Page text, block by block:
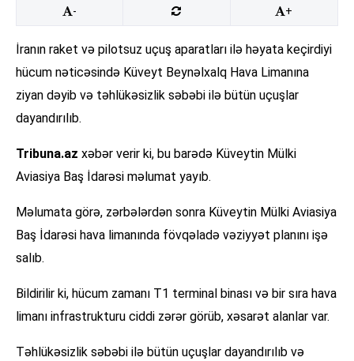
- +
İranın raket və pilotsuz uçuş aparatları ilə həyata keçirdiyi
hücum nəticəsində Küveyt Beynəlxalq Hava Limanına
ziyan dəyib və təhlükəsizlik səbəbi ilə bütün uçuşlar
dayandırılıb.
Tribuna.az xəbər verir ki, bu barədə Küveytin Mülki
Aviasiya Baş İdarəsi məlumat yayıb.
Məlumata görə, zərbələrdən sonra Küveytin Mülki Aviasiya
Baş İdarəsi hava limanında fövqəladə vəziyyət planını işə
salıb.
Bildirilir ki, hücum zamanı T1 terminal binası və bir sıra hava
limanı infrastrukturu ciddi zərər görüb, xəsarət alanlar var.
Təhlükəsizlik səbəbi ilə bütün uçuşlar dayandırılıb və